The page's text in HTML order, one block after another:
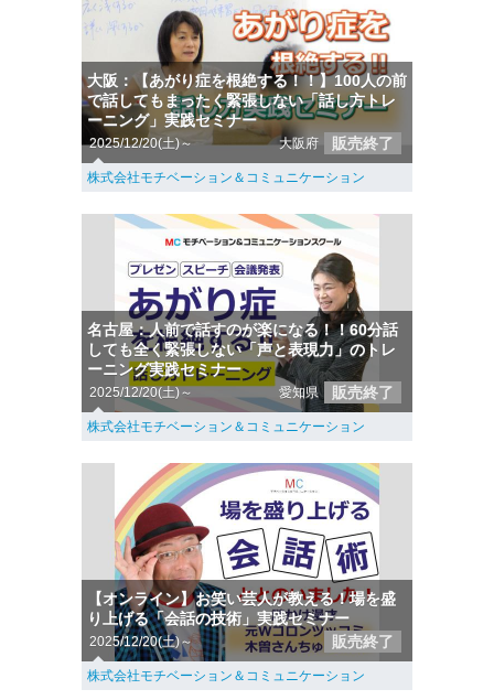
大阪：【あがり症を根絶する！！】100人の前
で話してもまったく緊張しない「話し方トレ
ーニング」実践セミナー
2025/12/20(土)～ 大阪府 販売終了
株式会社モチベーション＆コミュニケーション
名古屋：人前で話すのが楽になる！！60分話
しても全く緊張しない「声と表現力」のトレ
ーニング実践セミナー
2025/12/20(土)～ 愛知県 販売終了
株式会社モチベーション＆コミュニケーション
【オンライン】お笑い芸人が教える！場を盛
り上げる「会話の技術」実践セミナー
2025/12/20(土)～ 販売終了
株式会社モチベーション＆コミュニケーション